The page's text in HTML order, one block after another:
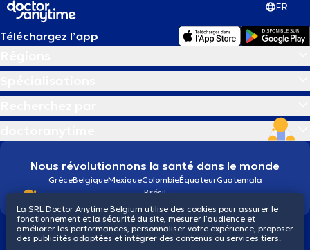
FR
Téléchargez l’app
Nous révolutionnons la santé dans le monde
GrèceBelgiqueMexiqueColombieÉquateurGuatemala
Brésil
La SRL Doctor Anytime Belgium utilise des cookies pour assurer le
fonctionnement et la sécurité du site, mesurer l’audience et
améliorer les performances, personnaliser votre expérience, proposer
des publicités adaptées et intégrer des contenus ou services tiers.